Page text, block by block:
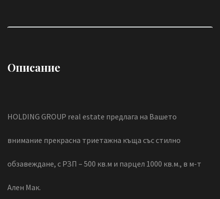
Описание
HOLDING GROUP real estate предлага на Вашето
внимание прекрасна триетажна къща със стилно
обзавеждане, с РЗП – 500 кв.м и парцел 1000 кв.м., в м-т
Ален Мак.